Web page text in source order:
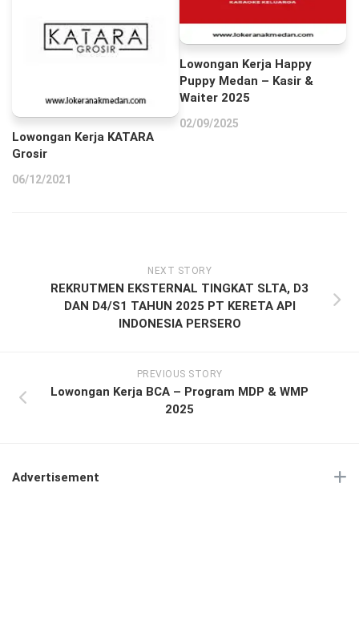
Lowongan Kerja KATARA
Grosir
06/12/2021
Lowongan Kerja Happy
Puppy Medan – Kasir &
Waiter 2025
02/09/2025
NEXT STORY
REKRUTMEN EKSTERNAL TINGKAT SLTA, D3
DAN D4/S1 TAHUN 2025 PT KERETA API
INDONESIA PERSERO
PREVIOUS STORY
Lowongan Kerja BCA – Program MDP & WMP
2025
Advertisement